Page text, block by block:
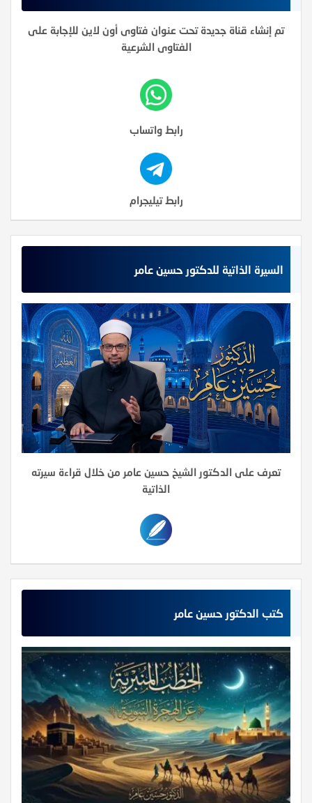
تم إنشاء قناة جديدة تحت عنوان فتاوى أون لاين للإجابة على
الفتاوى الشرعية
رابط واتساب
رابط تيليجرام
السيرة الذاتية للدكتور حسين عامر
تعرف على الدكتور الشيخ حسين عامر من خلال قراءة سيرته
الذاتية
كتب الدكتور حسين عامر